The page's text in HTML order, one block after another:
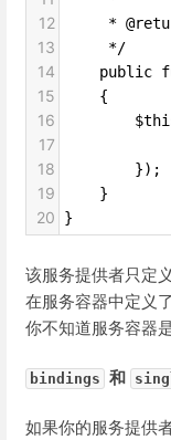
12
*
13
     */
14
public
15
    {
16
17
18
        });
19
    }
20 }
该服务提供者只定
在服务容器中定义
你不知道服务容器
bindings 和
如果你的服务提供